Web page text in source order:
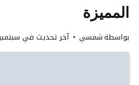
المميزة
بواسطةشمسي آخر تحديث في سبتمبر 30,